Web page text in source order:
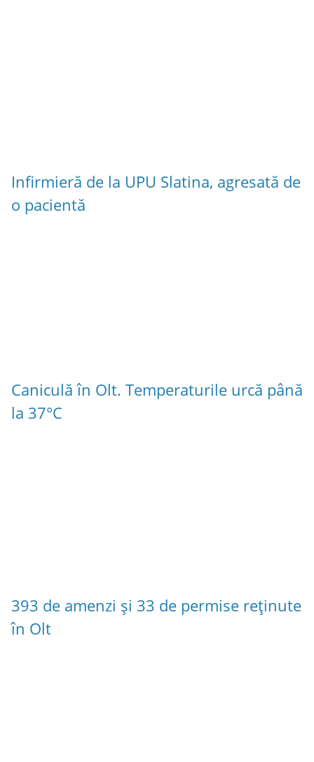
Infirmieră de la UPU Slatina, agresată de
o pacientă
Caniculă în Olt. Temperaturile urcă până
la 37°C
393 de amenzi și 33 de permise reținute
în Olt